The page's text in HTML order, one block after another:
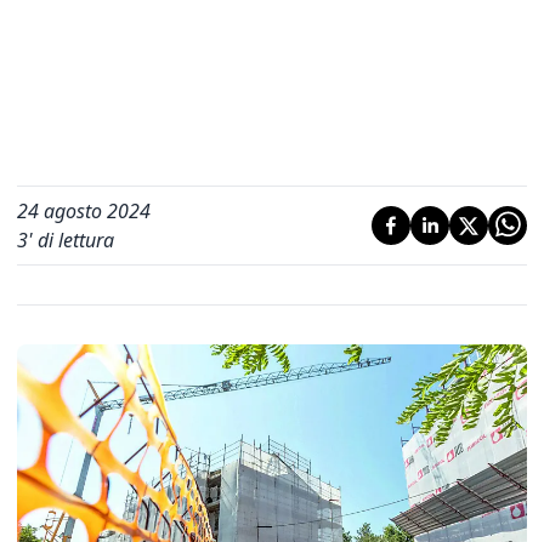
24 agosto 2024
3' di lettura